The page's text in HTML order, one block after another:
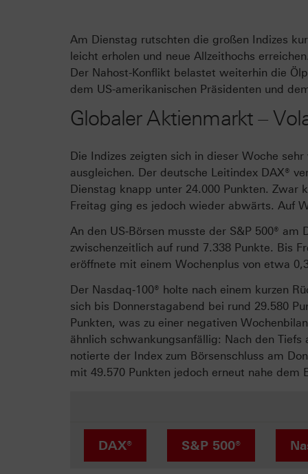
Am Dienstag rutschten die großen Indizes
leicht erholen und neue Allzeithochs
Der Nahost-Konflikt belastet weiterhin die
dem US-amerikanischen Präsidenten und
Globaler Aktienmarkt –
Die Indizes zeigten sich in dieser Woche
ausgleichen. Der deutsche Leitindex DAX®
Dienstag knapp unter 24.000 Punkten. Zwar
Freitag ging es jedoch wieder abwärts. Auf
An den US‑Börsen musste der S&P 500®
zwischenzeitlich auf rund 7.338 Punkte. Bis
eröffnete mit einem Wochenplus von etwa
Der Nasdaq‑100® holte nach einem kurzen
sich bis Donnerstagabend bei rund 29.580
Punkten, was zu einer negativen
ähnlich schwankungsanfällig: Nach den
notierte der Index zum Börsenschluss am
mit 49.570 Punkten jedoch erneut nahe dem
DAX® S&P 500®